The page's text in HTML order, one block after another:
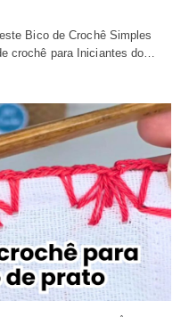
Bico de Crochê Simples
crochê para Iniciantes do…